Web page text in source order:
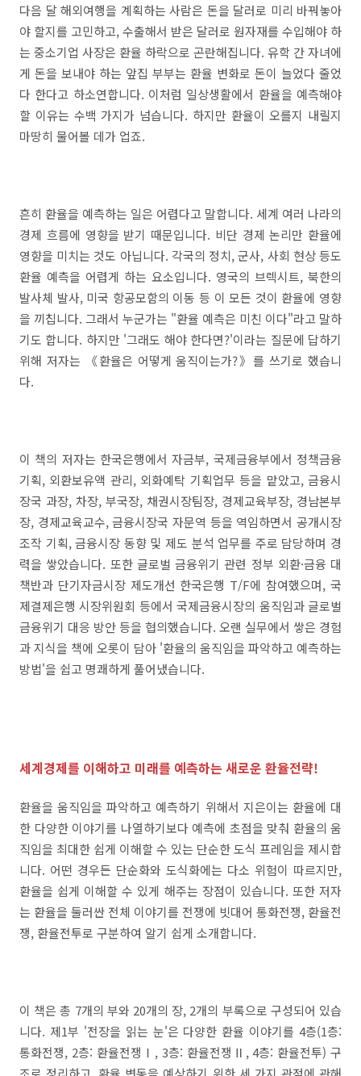
다음 달 해외여행을 계획하는 사람은 돈을 달러로 미리 바꿔놓아
야 할지를 고민하고, 수출해서 받은 달러로 원자재를 수입해야 하
는 중소기업 사장은 환율 하락으로 곤란해집니다. 유학 간 자녀에
게 돈을 보내야 하는 앞집 부부는 환율 변화로 돈이 늘었다 줄었
다 한다고 하소연합니다. 이처럼 일상생활에서 환율을 예측해야
할 이유는 수백 가지가 넘습니다. 하지만 환율이 오를지 내릴지
마땅히 물어볼 데가 업죠.
흔히 환율을 예측하는 일은 어렵다고 말합니다. 세계 여러 나라의
경제 흐름에 영향을 받기 때문입니다. 비단 경제 논리만 환율에
영향을 미치는 것도 아닙니다. 각국의 정치, 군사, 사회 현상 등도
환율 예측을 어렵게 하는 요소입니다. 영국의 브렉시트, 북한의
발사체 발사, 미국 항공모함의 이동 등 이 모든 것이 환율에 영향
을 끼칩니다. 그래서 누군가는 "환율 예측은 미친 이다"라고 말하
기도 합니다. 하지만 '그래도 해야 한다면?'이라는 질문에 답하기
위해 저자는 《환율은 어떻게 움직이는가?》를 쓰기로 했습니
다.
이 책의 저자는 한국은행에서 자금부, 국제금융부에서 정책금융
기획, 외환보유액 관리, 외화예탁 기획업무 등을 맡았고, 금융시
장국 과장, 차장, 부국장, 채권시장팀장, 경제교육부장, 경남본부
장, 경제교육교수, 금융시장국 자문역 등을 역임하면서 공개시장
조작 기획, 금융시장 동향 및 제도 분석 업무를 주로 담당하며 경
력을 쌓았습니다. 또한 글로벌 금융위기 관련 정부 외환·금융 대
책반과 단기자금시장 제도개선 한국은행 T/F에 참여했으며, 국
제결제은행 시장위원회 등에서 국제금융시장의 움직임과 글로벌
금융위기 대응 방안 등을 협의했습니다. 오랜 실무에서 쌓은 경험
과 지식을 책에 오롯이 담아 '환율의 움직임을 파악하고 예측하는
방법'을 쉽고 명쾌하게 풀어냈습니다.
세계경제를 이해하고 미래를 예측하는 새로운 환율전략!
환율을 움직임을 파악하고 예측하기 위해서 지은이는 환율에 대
한 다양한 이야기를 나열하기보다 예측에 초점을 맞춰 환율의 움
직임을 최대한 쉽게 이해할 수 있는 단순한 도식 프레임을 제시합
니다. 어떤 경우든 단순화와 도식화에는 다소 위험이 따르지만,
환율을 쉽게 이해할 수 있게 해주는 장점이 있습니다. 또한 저자
는 환율을 둘러싼 전체 이야기를 전쟁에 빗대어 통화전쟁, 환율전
쟁, 환율전투로 구분하여 알기 쉽게 소개합니다.
이 책은 총 7개의 부와 20개의 장, 2개의 부록으로 구성되어 있습
니다. 제1부 '전장을 읽는 눈'은 다양한 환율 이야기를 4층(1층:
통화전쟁, 2층: 환율전쟁Ⅰ, 3층: 환율전쟁Ⅱ, 4층: 환율전투) 구